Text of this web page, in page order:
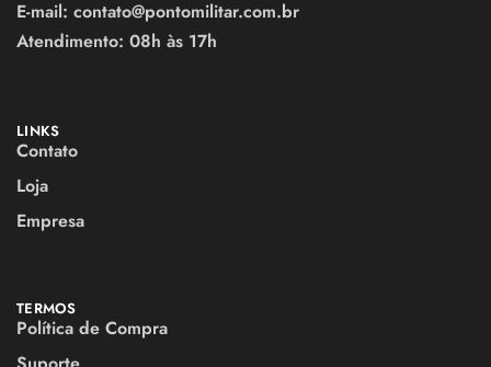
E-mail: contato@pontomilitar.com.br
Atendimento: 08h às 17h
LINKS
Contato
Loja
Empresa
TERMOS
Política de Compra